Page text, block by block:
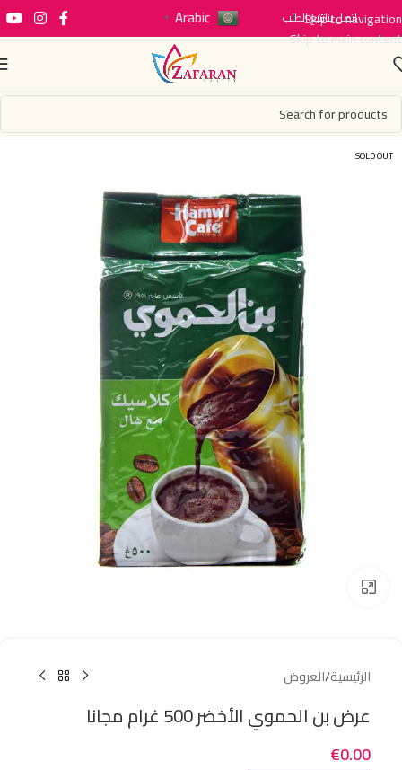
Skip to navigation
Skip to main content
اتصل بناتتبع الطلب Arabic
▼
SOLD OUT
الرئيسية/العروض
عرض بن الحموي الأخضر 500 غرام مجانا
€0.00